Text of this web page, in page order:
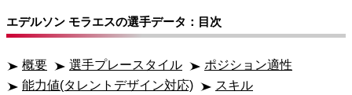
エデルソン モラエスの選手データ：目次
概要 選手プレースタイル
ポジション適性
能力値(タレントデザイン対応)
スキル